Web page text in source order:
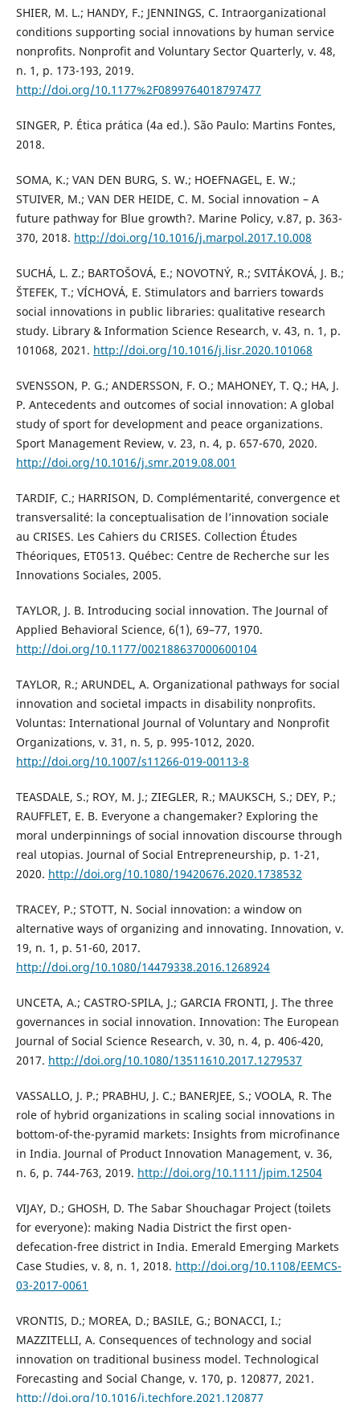
SHIER, M. L.; HANDY, F.; JENNINGS, C. Intraorganizational
conditions supporting social innovations by human service
nonprofits. Nonprofit and Voluntary Sector Quarterly, v. 48,
n. 1, p. 173-193, 2019.
http://doi.org/10.1177%2F0899764018797477
SINGER, P. Ética prática (4a ed.). São Paulo: Martins Fontes,
2018.
SOMA, K.; VAN DEN BURG, S. W.; HOEFNAGEL, E. W.;
STUIVER, M.; VAN DER HEIDE, C. M. Social innovation – A
future pathway for Blue growth?. Marine Policy, v.87, p. 363-
370, 2018. http://doi.org/10.1016/j.marpol.2017.10.008
SUCHÁ, L. Z.; BARTOŠOVÁ, E.; NOVOTNÝ, R.; SVITÁKOVÁ, J. B.;
ŠTEFEK, T.; VÍCHOVÁ, E. Stimulators and barriers towards
social innovations in public libraries: qualitative research
study. Library & Information Science Research, v. 43, n. 1, p.
101068, 2021. http://doi.org/10.1016/j.lisr.2020.101068
SVENSSON, P. G.; ANDERSSON, F. O.; MAHONEY, T. Q.; HA, J.
P. Antecedents and outcomes of social innovation: A global
study of sport for development and peace organizations.
Sport Management Review, v. 23, n. 4, p. 657-670, 2020.
http://doi.org/10.1016/j.smr.2019.08.001
TARDIF, C.; HARRISON, D. Complémentarité, convergence et
transversalité: la conceptualisation de l’innovation sociale
au CRISES. Les Cahiers du CRISES. Collection Études
Théoriques, ET0513. Québec: Centre de Recherche sur les
Innovations Sociales, 2005.
TAYLOR, J. B. Introducing social innovation. The Journal of
Applied Behavioral Science, 6(1), 69–77, 1970.
http://doi.org/10.1177/002188637000600104
TAYLOR, R.; ARUNDEL, A. Organizational pathways for social
innovation and societal impacts in disability nonprofits.
Voluntas: International Journal of Voluntary and Nonprofit
Organizations, v. 31, n. 5, p. 995-1012, 2020.
http://doi.org/10.1007/s11266-019-00113-8
TEASDALE, S.; ROY, M. J.; ZIEGLER, R.; MAUKSCH, S.; DEY, P.;
RAUFFLET, E. B. Everyone a changemaker? Exploring the
moral underpinnings of social innovation discourse through
real utopias. Journal of Social Entrepreneurship, p. 1-21,
2020. http://doi.org/10.1080/19420676.2020.1738532
TRACEY, P.; STOTT, N. Social innovation: a window on
alternative ways of organizing and innovating. Innovation, v.
19, n. 1, p. 51-60, 2017.
http://doi.org/10.1080/14479338.2016.1268924
UNCETA, A.; CASTRO-SPILA, J.; GARCIA FRONTI, J. The three
governances in social innovation. Innovation: The European
Journal of Social Science Research, v. 30, n. 4, p. 406-420,
2017. http://doi.org/10.1080/13511610.2017.1279537
VASSALLO, J. P.; PRABHU, J. C.; BANERJEE, S.; VOOLA, R. The
role of hybrid organizations in scaling social innovations in
bottom-of-the-pyramid markets: Insights from microfinance
in India. Journal of Product Innovation Management, v. 36,
n. 6, p. 744-763, 2019. http://doi.org/10.1111/jpim.12504
VIJAY, D.; GHOSH, D. The Sabar Shouchagar Project (toilets
for everyone): making Nadia District the first open-
defecation-free district in India. Emerald Emerging Markets
Case Studies, v. 8, n. 1, 2018. http://doi.org/10.1108/EEMCS-
03-2017-0061
VRONTIS, D.; MOREA, D.; BASILE, G.; BONACCI, I.;
MAZZITELLI, A. Consequences of technology and social
innovation on traditional business model. Technological
Forecasting and Social Change, v. 170, p. 120877, 2021.
http://doi.org/10.1016/j.techfore.2021.120877